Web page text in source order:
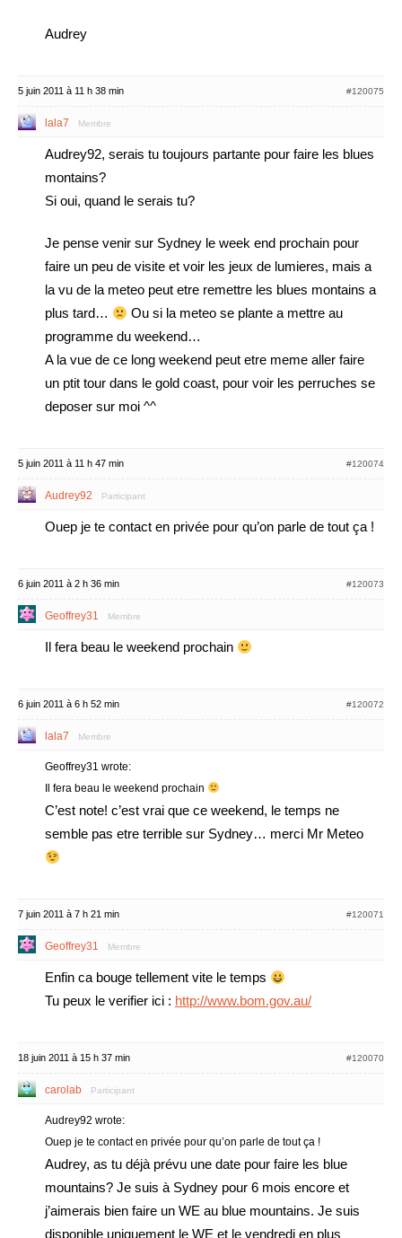
Audrey
5 juin 2011 à 11 h 38 min #120075
lala7 Membre
Audrey92, serais tu toujours partante pour faire les blues
montains?
Si oui, quand le serais tu?
Je pense venir sur Sydney le week end prochain pour
faire un peu de visite et voir les jeux de lumieres, mais a
la vu de la meteo peut etre remettre les blues montains a
plus tard…
Ou si la meteo se plante a mettre au
programme du weekend…
A la vue de ce long weekend peut etre meme aller faire
un ptit tour dans le gold coast, pour voir les perruches se
deposer sur moi ^^
5 juin 2011 à 11 h 47 min #120074
Audrey92 Participant
Ouep je te contact en privée pour qu’on parle de tout ça !
6 juin 2011 à 2 h 36 min #120073
Geoffrey31 Membre
Il fera beau le weekend prochain
6 juin 2011 à 6 h 52 min #120072
lala7 Membre
Geoffrey31 wrote:
Il fera beau le weekend prochain
C’est note! c’est vrai que ce weekend, le temps ne
semble pas etre terrible sur Sydney… merci Mr Meteo
7 juin 2011 à 7 h 21 min #120071
Geoffrey31 Membre
Enfin ca bouge tellement vite le temps
Tu peux le verifier ici : http://www.bom.gov.au/
18 juin 2011 à 15 h 37 min #120070
carolab Participant
Audrey92 wrote:
Ouep je te contact en privée pour qu’on parle de tout ça !
Audrey, as tu déjà prévu une date pour faire les blue
mountains? Je suis à Sydney pour 6 mois encore et
j’aimerais bien faire un WE au blue mountains. Je suis
disponible uniquement le WE et le vendredi en plus